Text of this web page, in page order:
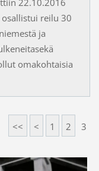
osallistui reilu 30
ja
omakohtaisia
<< < 1 2 3